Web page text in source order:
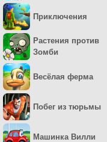
Приключения
Растения против
Зомби
Весёлая ферма
Побег из тюрьмы
Машинка Вилли